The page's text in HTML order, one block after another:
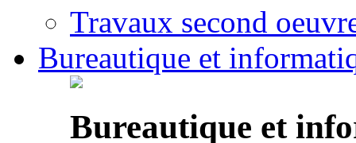
Travaux second
Bureautique et
Bureautique et